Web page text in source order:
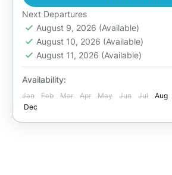
Next Departures
August 9, 2026 (Available)
August 10, 2026 (Available)
August 11, 2026 (Available)
Availability:
Jan Feb Mar Apr May Jun Jul Aug
Dec